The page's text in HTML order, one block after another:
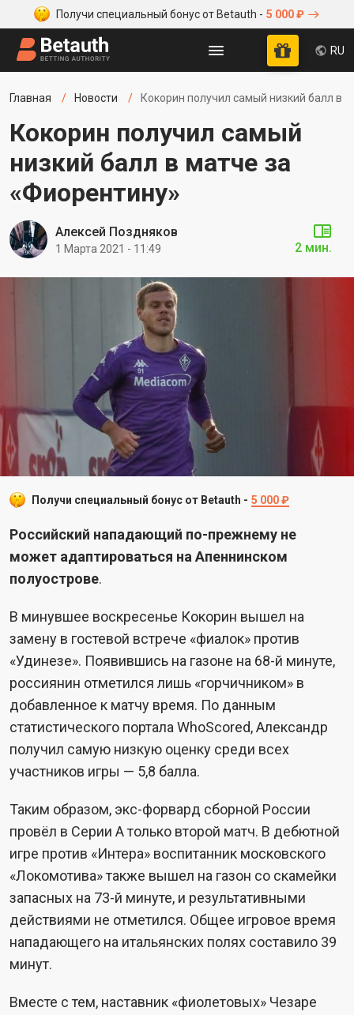
Получи специальный бонус от Betauth - 5 000 ₽
RU
Главная Новости Кокорин получил самый низкий балл в
Кокорин получил самый
низкий балл в матче за
«Фиорентину»
Алексей Поздняков
1 Марта 2021 - 11:49 2 мин.
Получи специальный бонус от Betauth - 5 000 ₽
Российский нападающий по-прежнему не
может адаптироваться на Апеннинском
полуострове.
В минувшее воскресенье Кокорин вышел на
замену в гостевой встрече «фиалок» против
«Удинезе». Появившись на газоне на 68-й минуте,
россиянин отметился лишь «горчичником» в
добавленное к матчу время. По данным
статистического портала WhoScored, Александр
получил самую низкую оценку среди всех
участников игры — 5,8 балла.
Таким образом, экс-форвард сборной России
провёл в Серии A только второй матч. В дебютной
игре против «Интера» воспитанник московского
«Локомотива» также вышел на газон со скамейки
запасных на 73-й минуте, и результативными
действиями не отметился. Общее игровое время
нападающего на итальянских полях составило 39
минут.
Вместе с тем, наставник «фиолетовых» Чезаре